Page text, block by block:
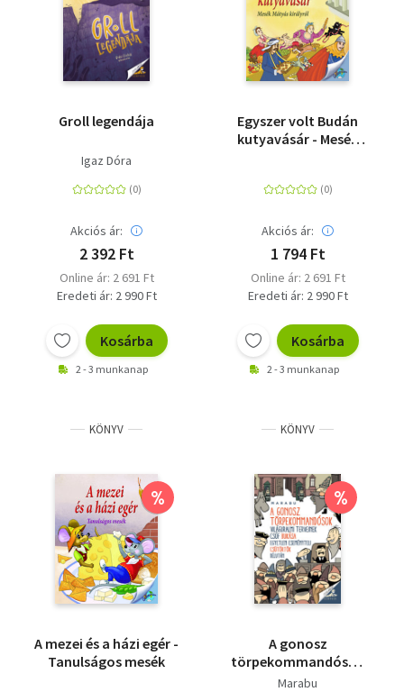
Groll legendája
Igaz Dóra
Akciós ár:
2 392 Ft
Online ár: 2 691 Ft
Eredeti ár: 2 990 Ft
Kosárba
2 - 3 munkanap
Egyszer volt Budán
kutyavásár - Mesék
Akciós ár:
1 794 Ft
Online ár: 2 691 Ft
Eredeti ár: 2 990 Ft
Kosárba
2 - 3 munkanap
KÖNYV
%
A mezei és a házi egér -
Tanulságos mesék
KÖNYV
%
A gonosz
törpekommandósok
világuralmi terveinek
Marabu